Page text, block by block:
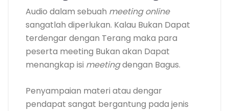
Audio dalam sebuah meeting online
sangatlah diperlukan. Kalau Bukan Dapat
terdengar dengan Terang maka para
peserta meeting Bukan akan Dapat
menangkap isi meetingdengan Bagus.
Penyampaian materi atau dengar
pendapat sangat bergantung pada jenis